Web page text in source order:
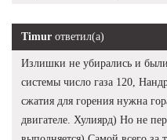
Timur ответил(а)
Излишки не убирались и
системы число газа 120,
сжатия для горения нужна
двигателе. Хулиярд) Но не